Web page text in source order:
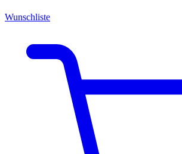
Wunschliste